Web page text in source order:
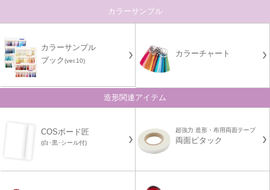
カラーサンプル
カラーサンプル
ブック(ver.10)
カラーチャート
造形関連アイテム
COSボード匠
(白･黒･シール付)
超強力 造形・布用両面テープ
両面ピタック